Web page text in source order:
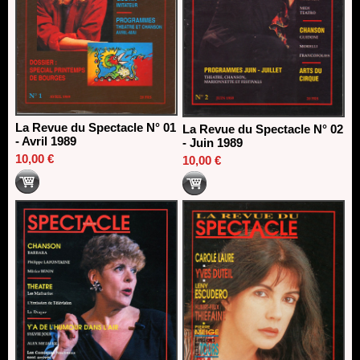
La Revue du Spectacle N° 01
- Avril 1989
10,00 €
La Revue du Spectacle N° 02
- Juin 1989
10,00 €